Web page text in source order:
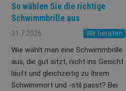
So wählen Sie die richtige
Schwimmbrille aus
31.7.2026 Wir beraten
Wie wählt man eine Schwimmbrille
aus, die gut sitzt, nicht ins Gesicht
läuft und gleichzeitig zu Ihrem
Schwimmort und -stil passt? Bei